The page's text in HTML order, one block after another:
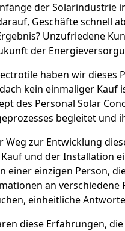
der Solarindustrie
Geschäfte schnell
Unzufriedene
der
haben wir dieses
kein einmaliger Kauf
des Personal Solar
begleitet und
Weg zur Entwicklung
und der Installation
einer einzigen Person,
an verschiedene
einheitliche
diese Erfahrungen,